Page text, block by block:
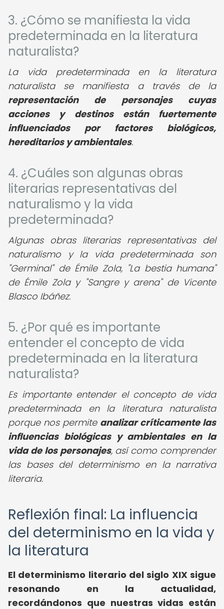
3. ¿Cómo se manifiesta la vida
predeterminada en la literatura
naturalista?
La vida predeterminada en la literatura
naturalista se manifiesta a través de la
representación de personajes cuyas
acciones y destinos están fuertemente
influenciados por factores biológicos,
hereditarios y ambientales.
4. ¿Cuáles son algunas obras
literarias representativas del
naturalismo y la vida
predeterminada?
Algunas obras literarias representativas del
naturalismo y la vida predeterminada son
"Germinal" de Émile Zola, "La bestia humana"
de Émile Zola y "Sangre y arena" de Vicente
Blasco Ibáñez.
5. ¿Por qué es importante
entender el concepto de vida
predeterminada en la literatura
naturalista?
Es importante entender el concepto de vida
predeterminada en la literatura naturalista
porque nos permite analizar críticamente las
influencias biológicas y ambientales en la
vida de los personajes, así como comprender
las bases del determinismo en la narrativa
literaria.
Reflexión final: La influencia
del determinismo en la vida y
la literatura
El determinismo literario del siglo XIX sigue
resonando en la actualidad,
recordándonos que nuestras vidas están